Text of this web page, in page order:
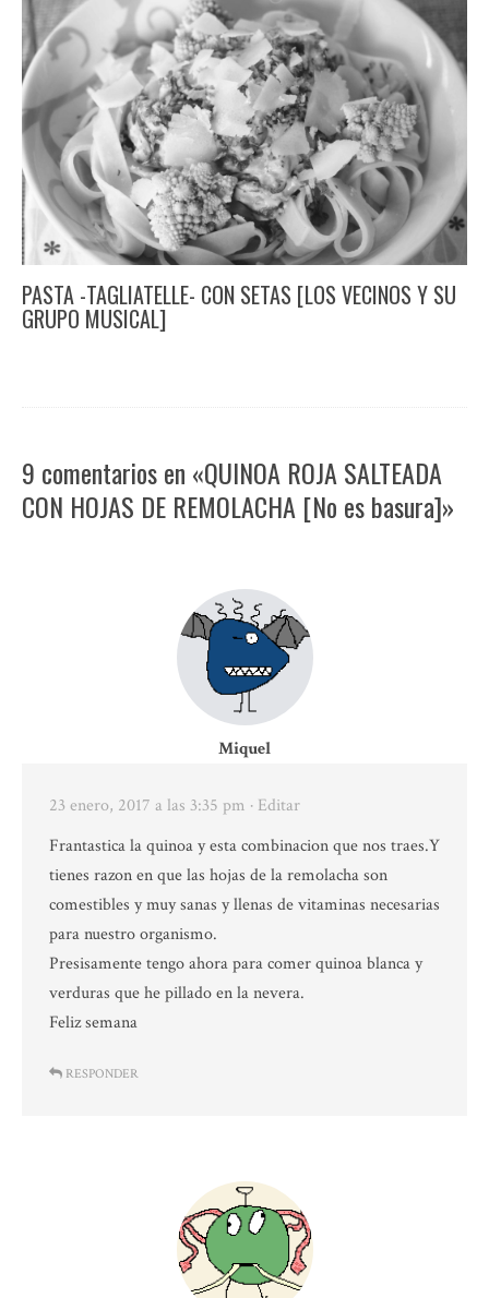
PASTA -TAGLIATELLE- CON SETAS [LOS VECINOS Y SU
GRUPO MUSICAL]
9 comentarios en «QUINOA ROJA SALTEADA
CON HOJAS DE REMOLACHA [No es basura]»
Miquel
23 enero, 2017 a las 3:35 pm · Editar
Frantastica la quinoa y esta combinacion que nos traes.Y
tienes razon en que las hojas de la remolacha son
comestibles y muy sanas y llenas de vitaminas necesarias
para nuestro organismo.
Presisamente tengo ahora para comer quinoa blanca y
verduras que he pillado en la nevera.
Feliz semana
RESPONDER